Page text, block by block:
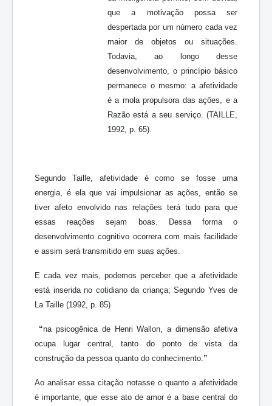
que a motivação possa ser
despertada por um número cada vez
maior de objetos ou situações.
Todavia, ao longo desse
desenvolvimento, o princípio básico
permanece o mesmo: a afetividade
é a mola propulsora das ações, e a
Razão está a seu serviço. (TAILLE,
1992, p. 65).
Segundo Taille, afetividade é como se fosse uma
energia, é ela que vai impulsionar as ações, então se
tiver afeto envolvido nas relações terá tudo para que
essas reações sejam boas. Dessa forma o
desenvolvimento cognitivo ocorrera com mais facilidade
e assim será transmitido em suas ações.
E cada vez mais, podemos perceber que a afetividade
está inserida no cotidiano da criança; Segundo Yves de
La Taille (1992, p. 85)
“na psicogênica de Henri Wallon, a dimensão afetiva
ocupa lugar central, tanto do ponto de vista da
construção da pessoa quanto do conhecimento. ”
Ao analisar essa citação notasse o quanto a afetividade
é importante, que esse ato de amor é a base central do